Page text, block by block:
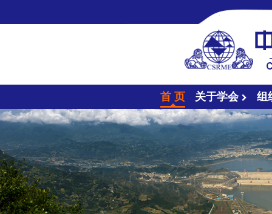
首 页 关于学会 组